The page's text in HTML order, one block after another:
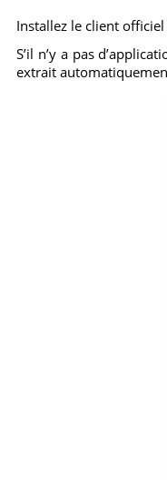
Installez le client
S’il n’y a pas
extrait